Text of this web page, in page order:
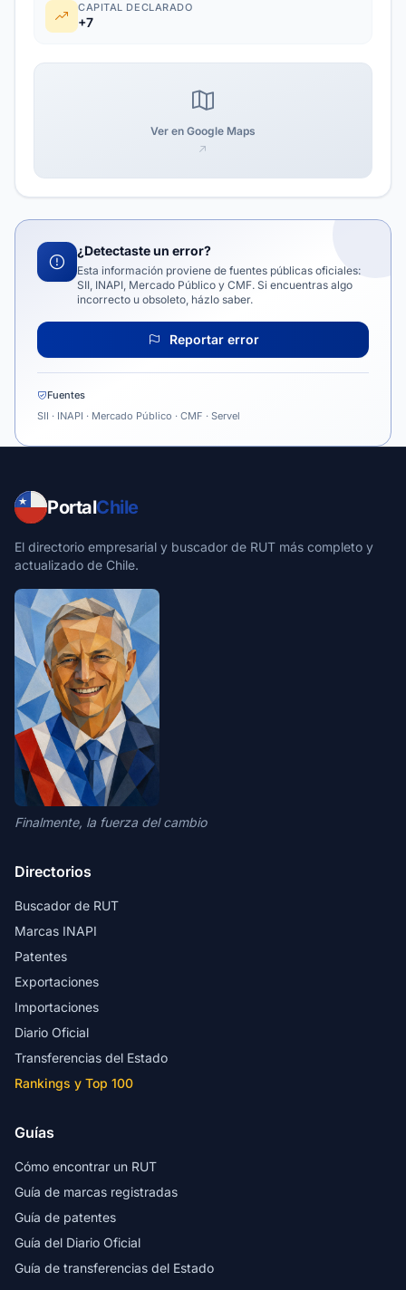
CAPITAL DECLARADO
+7
Ver en Google Maps
¿Detectaste un error?
Esta información proviene de fuentes públicas oficiales:
SII, INAPI, Mercado Público y CMF. Si encuentras algo
incorrecto u obsoleto, házlo saber.
Reportar error
Fuentes
SII · INAPI · Mercado Público · CMF · Servel
PortalChile
El directorio empresarial y buscador de RUT más completo y
actualizado de Chile.
Finalmente, la fuerza del cambio
Directorios
Buscador de RUT
Marcas INAPI
Patentes
Exportaciones
Importaciones
Diario Oficial
Transferencias del Estado
Rankings y Top 100
Guías
Cómo encontrar un RUT
Guía de marcas registradas
Guía de patentes
Guía del Diario Oficial
Guía de transferencias del Estado